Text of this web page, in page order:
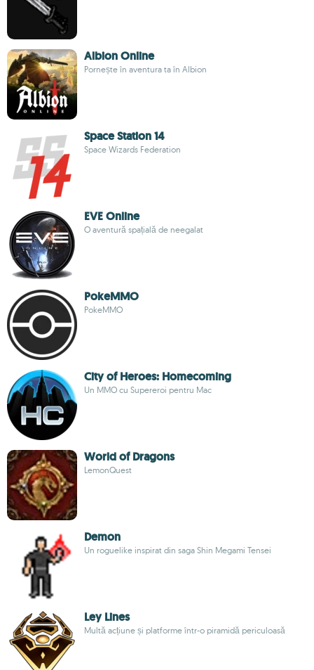
Albion Online
Pornește în aventura ta în Albion
Space Station 14
Space Wizards Federation
EVE Online
O aventură spațială de neegalat
PokeMMO
PokeMMO
City of Heroes: Homecoming
Un MMO cu Supereroi pentru Mac
World of Dragons
LemonQuest
Demon
Un roguelike inspirat din saga Shin Megami Tensei
Ley Lines
Multă acțiune și platforme într-o piramidă periculoasă